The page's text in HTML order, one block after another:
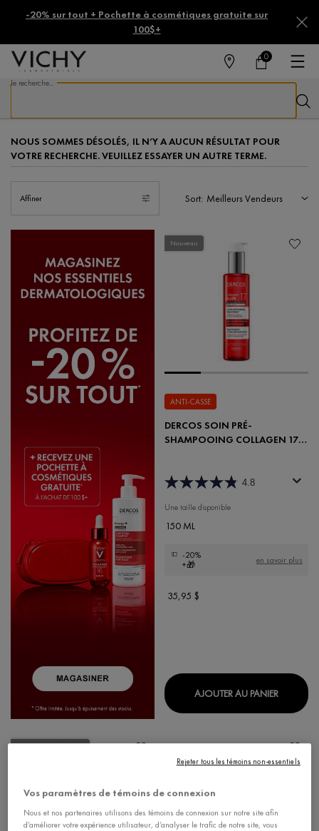
-20% sur tout + Pochette à cosmétiques gratuite sur
100$+
MAGASINSMON
0
0 PRODUCT IN
Je recherche...
NOUS SOMMES DÉSOLÉS, IL N’Y A AUCUN RÉSULTAT POUR
VOTRE RECHERCHE. VEUILLEZ ESSAYER UN AUTRE TERME.
Affiner
Filters menu Sort:
Nouveau
ANTI-CASSE
DERCOS SOIN PRÉ-
SHAMPOOING COLLAGEN 17
4.8
Une taille disponible
150 ML
-20%
+🎁
en savoir plus
35,95 $
AJOUTER AU PANIER
FORMULE AMÉLIORÉE
Vos paramètres de témoins de connexion
Nous et nos partenaires utilisons des témoins de connexion sur notre site afin
d’améliorer votre expérience utilisateur, d’analyser le trafic de notre site, vous
Rejeter tous les témoins non-essentiels